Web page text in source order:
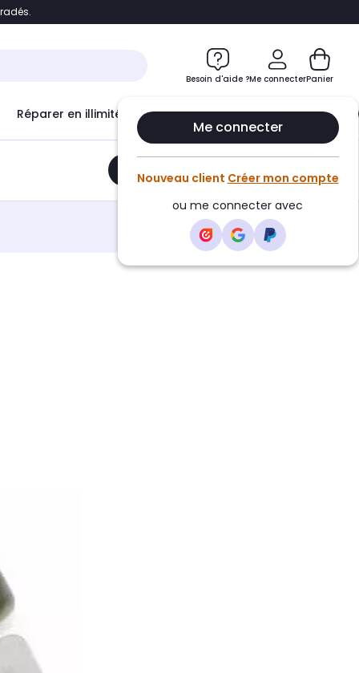
Accéder directement au chatbot
Besoin d'aide ?Me connecter
Me connecter
Nouveau client Créer mon compte
ou me connecter avec
Panier
Réparer en illimité avec Le Club Infinity
Ajouter au panier